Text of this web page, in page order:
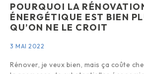
POURQUOI LA
ÉNERGÉTIQUE EST BIEN
QU’ON NE LE CROIT
3 MAI 2022
Rénover, je veux bien, mais ça coûte